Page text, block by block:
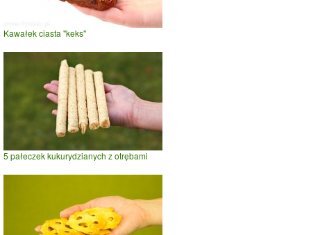
Kawałek ciasta "keks"
5 pałeczek kukurydzianych z otrębami